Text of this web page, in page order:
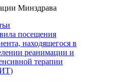
Минздрава
посещения
находящегося в
реанимации и
терапии